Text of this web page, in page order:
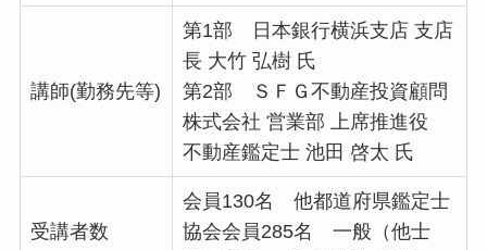
講師(勤務先等)
第1部 日本銀行横浜支店 支店
長 大竹 弘樹 氏
第2部 ＳＦＧ不動産投資顧問
株式会社 営業部 上席推進役
不動産鑑定士 池田 啓太 氏
受講者数
会員130名 他都道府県鑑定士
協会会員285名 一般（他士